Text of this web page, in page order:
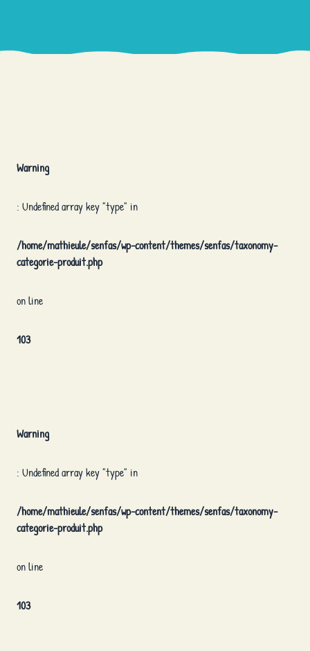
Warning
: Undefined array key "type" in
/home/mathieule/senfas/wp-content/themes/senfas/taxonomy-
categorie-produit.php
on line
103
Warning
: Undefined array key "type" in
/home/mathieule/senfas/wp-content/themes/senfas/taxonomy-
categorie-produit.php
on line
103